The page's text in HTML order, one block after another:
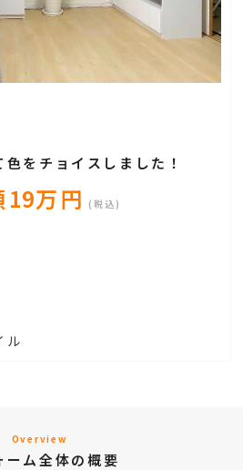
をチョイスしました！
19万円 (税込)
ル
Overview
ーム全体の概要